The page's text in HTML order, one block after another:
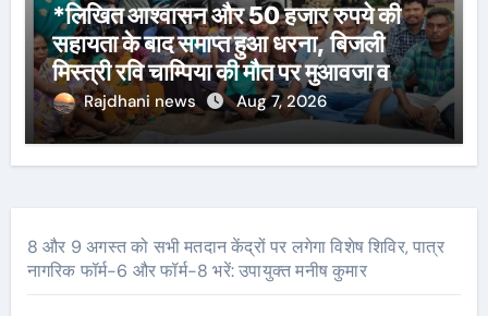
*लिखित आश्वासन और 50 हजार रुपये की
सहायता के बाद समाप्त हुआ धरना, बिजली
मिस्त्री रवि चाम्पिया की मौत पर मुआवजा व
नौकरी की मांग*
Rajdhani news Aug 7, 2026
8 और 9 अगस्त को सभी मतदान केंद्रों पर लगेगा विशेष शिविर, पात्र
नागरिक फॉर्म-6 और फॉर्म-8 भरें: उपायुक्त मनीष कुमार